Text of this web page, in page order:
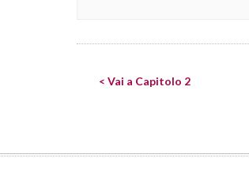
< Vai a Capitolo 2